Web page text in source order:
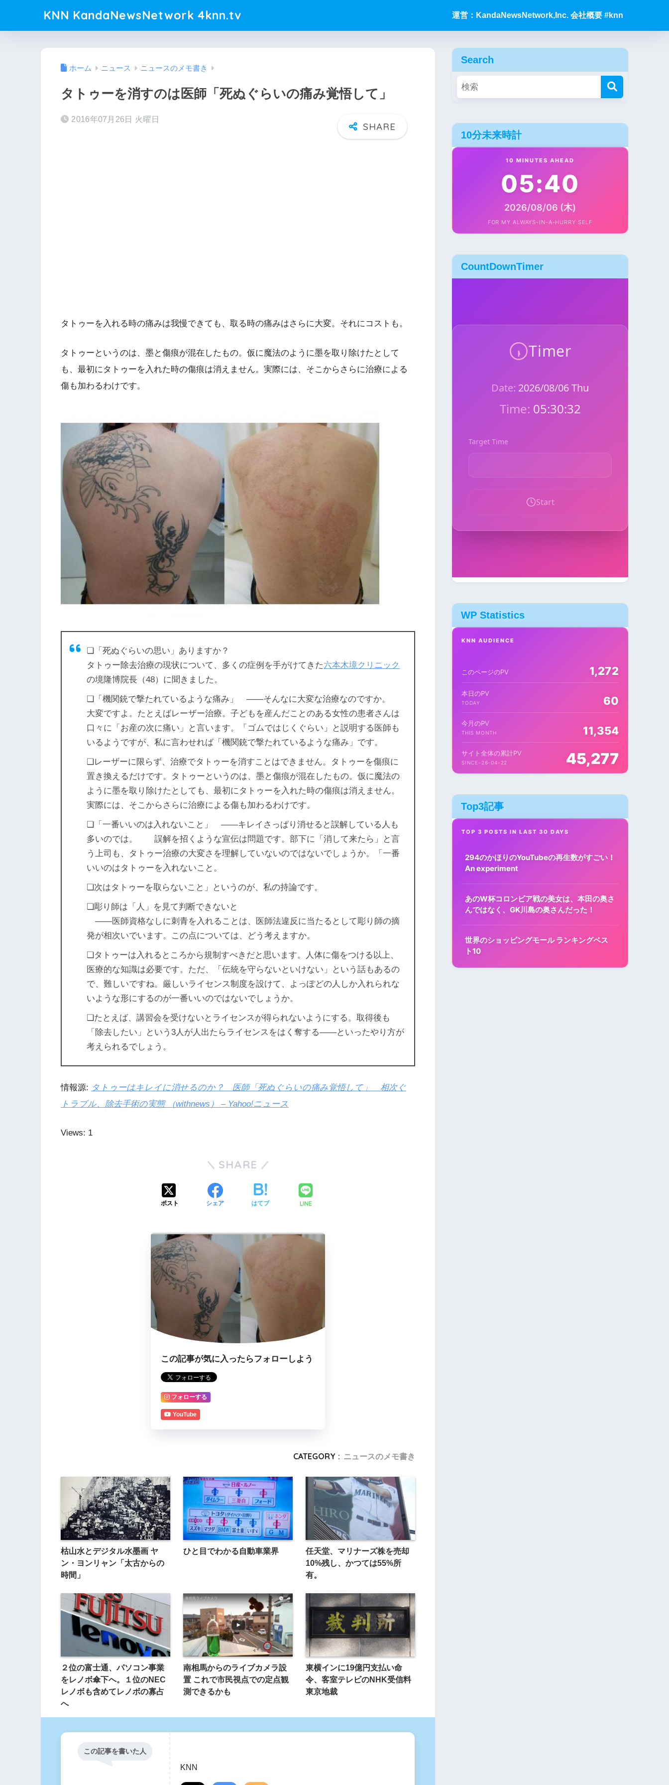
KNN KandaNewsNetwork 4knn.tv 運営：KandaNewsNetwork,Inc. 会社概要 #knn
ホーム ニュース ニュースのメモ書き
タトゥーを消すのは医師「死ぬぐらいの痛み覚悟して」
2016年07月26日 火曜日
タトゥーを入れる時の痛みは我慢できても、取る時の痛みはさらに大変。それにコストも。
タトゥーというのは、墨と傷痕が混在したもの。仮に魔法のように墨を取り除けたとして
も、最初にタトゥーを入れた時の傷痕は消えません。実際には、そこからさらに治療による
傷も加わるわけです。
❏「死ぬぐらいの思い」ありますか？
タトゥー除去治療の現状について、多くの症例を手がけてきた六本木境クリニック
の境隆博院長（48）に聞きました。
❏「機関銃で撃たれているような痛み」 ――そんなに大変な治療なのですか。
大変ですよ。たとえばレーザー治療。子どもを産んだことのある女性の患者さんは
口々に「お産の次に痛い」と言います。「ゴムではじくぐらい」と説明する医師も
いるようですが、私に言わせれば「機関銃で撃たれているような痛み」です。
❏レーザーに限らず、治療でタトゥーを消すことはできません。タトゥーを傷痕に
置き換えるだけです。タトゥーというのは、墨と傷痕が混在したもの。仮に魔法の
ように墨を取り除けたとしても、最初にタトゥーを入れた時の傷痕は消えません。
実際には、そこからさらに治療による傷も加わるわけです。
❏「一番いいのは入れないこと」 ――キレイさっぱり消せると誤解している人も
多いのでは。 誤解を招くような宣伝は問題です。部下に「消して来たら」と言
う上司も、タトゥー治療の大変さを理解していないのではないでしょうか。「一番
いいのはタトゥーを入れないこと。
❏次はタトゥーを取らないこと」というのが、私の持論です。
❏彫り師は「人」を見て判断できないと
――医師資格なしに刺青を入れることは、医師法違反に当たるとして彫り師の摘
発が相次いでいます。この点については、どう考えますか。
❏タトゥーは入れるところから規制すべきだと思います。人体に傷をつける以上、
医療的な知識は必要です。ただ、「伝統を守らないといけない」という話もあるの
で、難しいですね。厳しいライセンス制度を設けて、よっぽどの人しか入れられな
いような形にするのが一番いいのではないでしょうか。
❏たとえば、講習会を受けないとライセンスが得られないようにする。取得後も
「除去したい」という3人が人出たらライセンスをはく奪する――といったやり方が
考えられるでしょう。
情報源: タトゥーはキレイに消せるのか？ 医師「死ぬぐらいの痛み覚悟して」 相次ぐ
トラブル、除去手術の実態 （withnews） – Yahoo!ニュース
Views: 1
SHARE
ポスト シェア はてブ LINE
この記事が気に入ったらフォローしよう
フォローする
YouTube
CATEGORY : ニュースのメモ書き
枯山水とデジタル水墨画 ヤ
ン・ヨンリャン「太古からの
時間」
ひと目でわかる自動車業界
任天堂、マリナーズ株を売却
10%残し、かつては55%所
有。
２位の富士通、パソコン事業
をレノボ傘下へ。１位のNEC
レノボも含めてレノボの寡占
へ
南相馬からのライブカメラ設
置 これで市民視点での定点観
測できるかも
東横インに19億円支払い命
令、客室テレビのNHK受信料
東京地裁
この記事を書いた人
KNN
Search
10分未来時計
10 MINUTES AHEAD
05:40
2026/08/06 (木)
FOR MY ALWAYS-IN-A-HURRY SELF
CountDownTimer
WP Statistics
KNN AUDIENCE
このページのPV 1,272
本日のPV
TODAY 60
今月のPV
THIS MONTH 11,354
サイト全体の累計PV
SINCE-26-04-22 45,277
Top3記事
TOP 3 POSTS IN LAST 30 DAYS
294のかほりのYouTubeの再生数がすごい！
An experiment
あのW杯コロンビア戦の美女は、本田の奥さ
んではなく、GK川島の奥さんだった！
世界のショッピングモール ランキングベス
ト10